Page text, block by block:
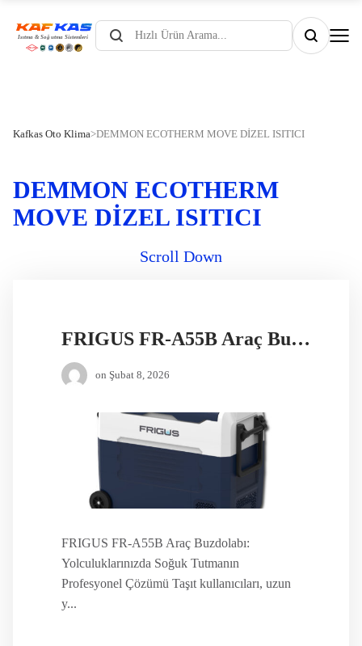
Products
search
Kafkas Oto Klima>DEMMON ECOTHERM MOVE DİZEL ISITICI
DEMMON ECOTHERM
MOVE DİZEL ISITICI
Scroll Down
FRIGUS FR-A55B Araç Buzdolabı
on Şubat 8, 2026
FRIGUS FR-A55B Araç Buzdolabı:
Yolculuklarınızda Soğuk Tutmanın
Profesyonel Çözümü Taşıt kullanıcıları, uzun
y...